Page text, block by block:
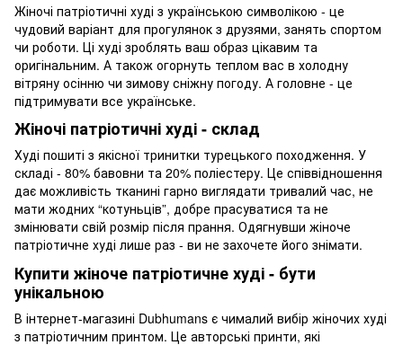
Жіночі патріотичні худі з українською символікою - це
чудовий варіант для прогулянок з друзями, занять спортом
чи роботи. Ці худі зроблять ваш образ цікавим та
оригінальним. А також огорнуть теплом вас в холодну
вітряну осінню чи зимову сніжну погоду. А головне - це
підтримувати все українське.
Жіночі патріотичні худі - склад
Худі пошиті з якісної тринитки турецького походження. У
складі - 80% бавовни та 20% поліестеру. Це співвідношення
дає можливість тканині гарно виглядати тривалий час, не
мати жодних “котуньців”, добре прасуватися та не
змінювати свій розмір після прання. Одягнувши жіноче
патріотичне худі лише раз - ви не захочете його знімати.
Купити жіноче патріотичне худі - бути
унікальною
В інтернет-магазині Dubhumans є чималий вибір жіночих худі
з патріотичним принтом. Це авторські принти, які